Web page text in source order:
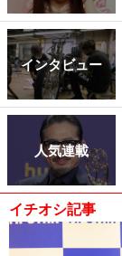
インタビュー
人気連載
イチオシ記事